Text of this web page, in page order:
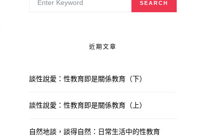
SEARCH
近期文章
談性說愛：性教育即是關係教育（下）
談性說愛：性教育即是關係教育（上）
自然地談，談得自然：日常生活中的性教育